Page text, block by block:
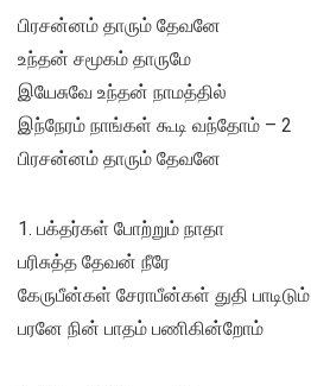
பிரசன்னம் தாரும் தேவனே
உந்தன் சமூகம் தாருமே
இயேசுவே உந்தன் நாமத்தில்
இந்நேரம் நாங்கள் கூடி வந்தோம் – 2
பிரசன்னம் தாரும் தேவனே
1. பக்தர்கள் போற்றும் நாதா
பரிசுத்த தேவன் நீரே
கேருபீன்கள் சேராபீன்கள் துதி பாடிடும்
பரனே நின் பாதம் பணிகின்றோம்